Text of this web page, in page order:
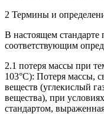
2 Термины и
В настоящем
соответствующим
2.1 потеря массы при
103°C): Потеря массы,
веществ (углекислый
вещества), при
стандартом,